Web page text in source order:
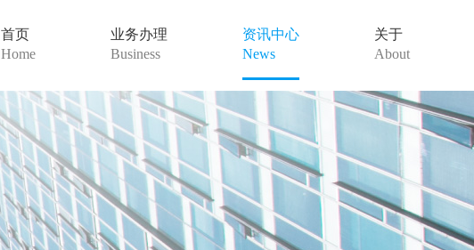
首页
Home
业务办理
Business
资讯中心
News
关于
About